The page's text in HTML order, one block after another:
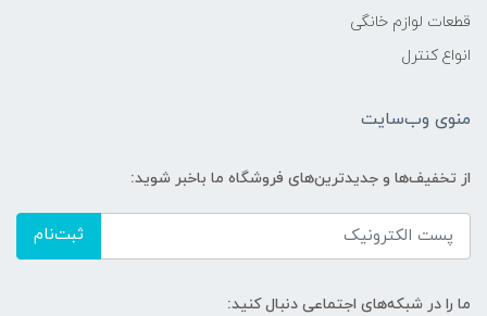
قطعات لوازم خانگی
انواع کنترل
منوی وب‌سایت
از تخفیف‌ها و جدیدترین‌های فروشگاه ما باخبر شوید:
ثبت‌نام
ما را در شبکه‌های اجتماعی دنبال کنید: